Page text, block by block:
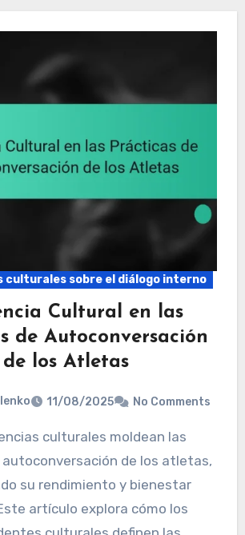
culturales sobre el diálogo interno
Cultural en las
de Autoconversación
de los Atletas
11/08/2025 No Comments
de los atletas,
su rendimiento y bienestar
artículo explora cómo los